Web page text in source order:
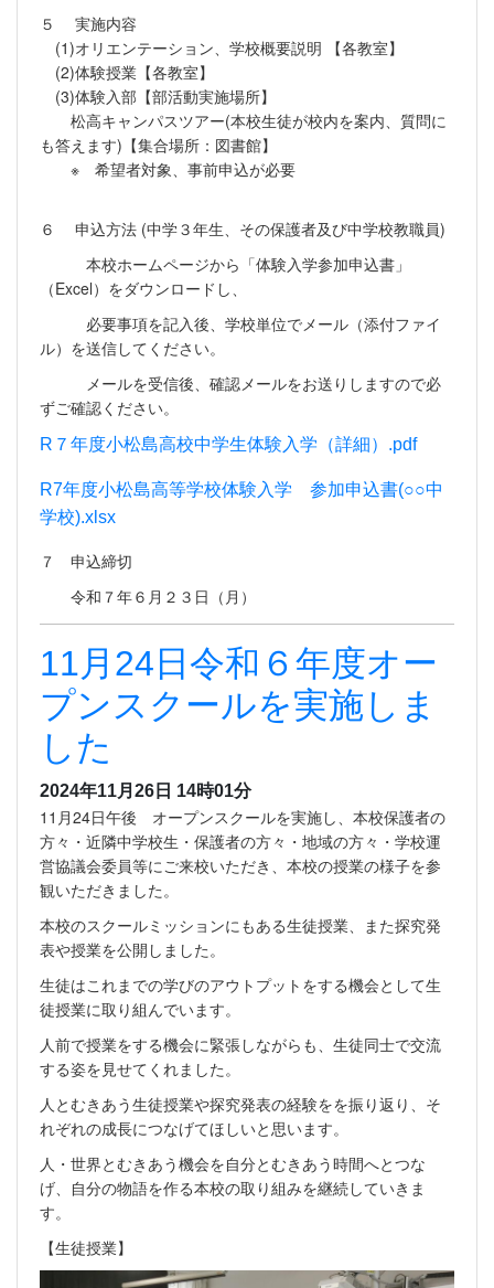
５ 実施内容
(1)オリエンテーション、学校概要説明 【各教室】
(2)体験授業【各教室】
(3)体験入部【部活動実施場所】
松高キャンパスツアー(本校生徒が校内を案内、質問に
も答えます)【集合場所：図書館】
※ 希望者対象、事前申込が必要
６ 申込方法 (中学３年生、その保護者及び中学校教職員)
本校ホームページから「体験入学参加申込書」
（Excel）をダウンロードし、
必要事項を記入後、学校単位でメール（添付ファイ
ル）を送信してください。
メールを受信後、確認メールをお送りしますので必
ずご確認ください。
R７年度小松島高校中学生体験入学（詳細）.pdf
R7年度小松島高等学校体験入学 参加申込書(○○中
学校).xlsx
７ 申込締切
令和７年６月２３日（月）
11月24日令和６年度オー
プンスクールを実施しま
した
2024年11月26日 14時01分
11月24日午後 オープンスクールを実施し、本校保護者の
方々・近隣中学校生・保護者の方々・地域の方々・学校運
営協議会委員等にご来校いただき、本校の授業の様子を参
観いただきました。
本校のスクールミッションにもある生徒授業、また探究発
表や授業を公開しました。
生徒はこれまでの学びのアウトプットをする機会として生
徒授業に取り組んでいます。
人前で授業をする機会に緊張しながらも、生徒同士で交流
する姿を見せてくれました。
人とむきあう生徒授業や探究発表の経験をを振り返り、そ
れぞれの成長につなげてほしいと思います。
人・世界とむきあう機会を自分とむきあう時間へとつな
げ、自分の物語を作る本校の取り組みを継続していきま
す。
【生徒授業】